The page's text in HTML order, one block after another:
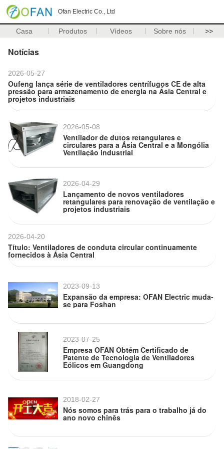
Ofan Electric Co., Ltd
Casa Produtos Vídeos Sobre nós >>
Notícias
2026-05-27
Oufeng lança série de ventiladores centrífugos CE de alta
pressão para armazenamento de energia na Ásia Central e
projetos industriais
2026-05-08
Ventilador de dutos retangulares e
circulares para a Ásia Central e a Mongólia
Ventilação industrial
2026-04-29
Lançamento de novos ventiladores
retangulares para renovação de ventilação e
projetos industriais
2026-04-20
Título: Ventiladores de conduta circular continuamente
fornecidos à Ásia Central
2023-09-13
Expansão da empresa: OFAN Electric muda-
se para Foshan
2023-07-25
Empresa OFAN Obtém Certificado de
Patente de Tecnologia de Ventiladores
Eólicos em Guangdong
2018-02-27
Nós somos para trás para o trabalho já do
ano novo chinês